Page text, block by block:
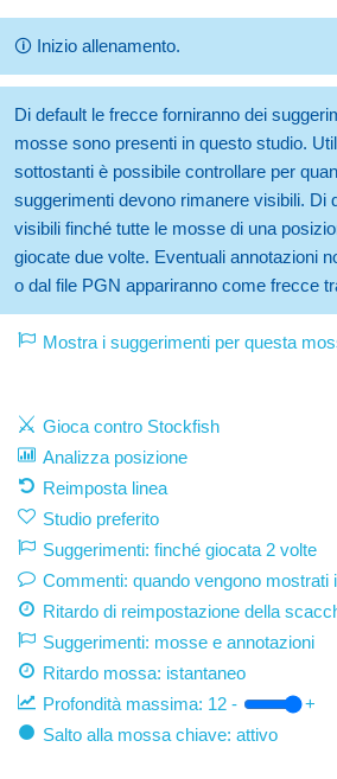
🛈 Inizio allenamento.
Di default le frecce forniranno dei
mosse sono presenti in questo studio.
sottostanti è possibile controllare per
suggerimenti devono rimanere visibili. Di
visibili finché tutte le mosse di una
giocate due volte. Eventuali annotazioni
o dal file PGN appariranno come frecce
Mostra i suggerimenti per questa
Gioca contro Stockfish
Analizza posizione
Reimposta linea
Studio preferito
Suggerimenti: finché giocata 2 volte
Commenti: quando vengono mostrati
Ritardo di reimpostazione della
Suggerimenti: mosse e annotazioni
Ritardo mossa: istantaneo
Profondità massima: 12 -
+
Salto alla mossa chiave: attivo